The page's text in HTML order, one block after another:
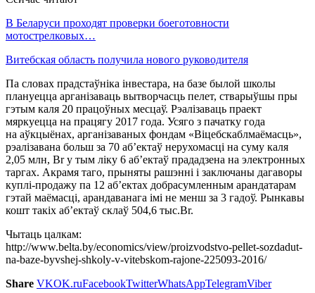
В Беларуси проходят проверки боеготовности
мотострелковых…
Витебская область получила нового руководителя
Па словах прадстаўніка інвестара, на базе былой школы
плануецца арганізаваць вытворчасць пелет, стварыўшы пры
гэтым каля 20 працоўных месцаў. Рэалізаваць праект
мяркуецца на працягу 2017 года. Усяго з пачатку года
на аўкцыёнах, арганізаваных фондам «Віцебскаблмаёмасць»,
рэалізавана больш за 70 аб’ектаў нерухомасці на суму каля
2,05 млн, Br у тым ліку 6 аб’ектаў прададзена на электронных
таргах. Акрамя таго, прыняты рашэнні і заключаны дагаворы
куплі-продажу па 12 аб’ектах добрасумленным арандатарам
гэтай маёмасці, арандаванага імі не менш за 3 гадоў. Рынкавы
кошт такіх аб’ектаў склаў 504,6 тыс.Br.
Чытаць цалкам:
http://www.belta.by/economics/view/proizvodstvo-pellet-sozdadut-
na-baze-byvshej-shkoly-v-vitebskom-rajone-225093-2016/
Share VKOK.ruFacebookTwitterWhatsAppTelegramViber